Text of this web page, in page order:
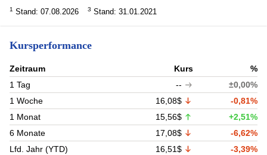
1 Stand: 07.08.2026 3 Stand: 31.01.2021
Kursperformance
Zeitraum Kurs
%
1 Tag
--
±0,00%
1 Woche
16,08$
-0,81%
1 Monat
15,56$
+2,51%
6 Monate
17,08$
-6,62%
Lfd. Jahr (YTD)
16,51$
-3,39%